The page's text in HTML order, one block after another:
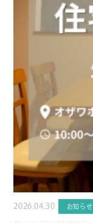
2026.04.30 お知らせ